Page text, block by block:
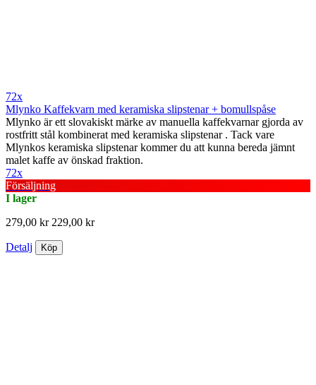
72x
Mlynko Kaffekvarn med keramiska slipstenar + bomullspåse
Mlynko är ett slovakiskt märke av manuella kaffekvarnar gjorda av
rostfritt stål kombinerat med keramiska slipstenar . Tack vare
Mlynkos keramiska slipstenar kommer du att kunna bereda jämnt
malet kaffe av önskad fraktion.
72x
Försäljning
I lager
279,00 kr 229,00 kr
Detalj Köp